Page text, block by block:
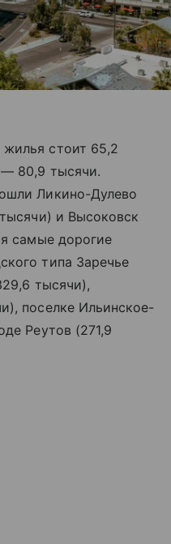
стоит 65,2
80,9 тысячи.
Ликино-Дулево
и Высоковск
самые дорогие
типа Заречье
тысячи),
поселке Ильинское-
Реутов (271,9